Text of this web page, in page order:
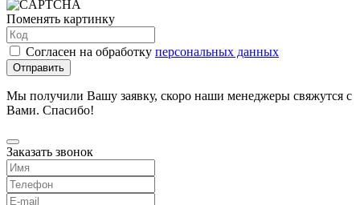
Поменять картинку
Согласен на обработку персональных данных
Отправить
Мы получили Вашу заявку, скоро наши менеджеры свяжутся с
Вами. Спасибо!
Заказать звонок